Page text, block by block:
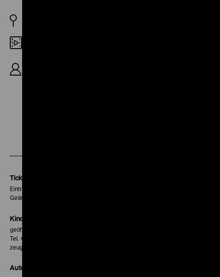
Tickets
Eintritt 5 €
Geänderte Preise sind im Programm vermerkt.
Kinokasse
geöffnet 30 Minuten vor Beginn der ersten Vorstellung
Tel. + 49 30 20304-770
zeughauskino@dhm.de
Autor*innen